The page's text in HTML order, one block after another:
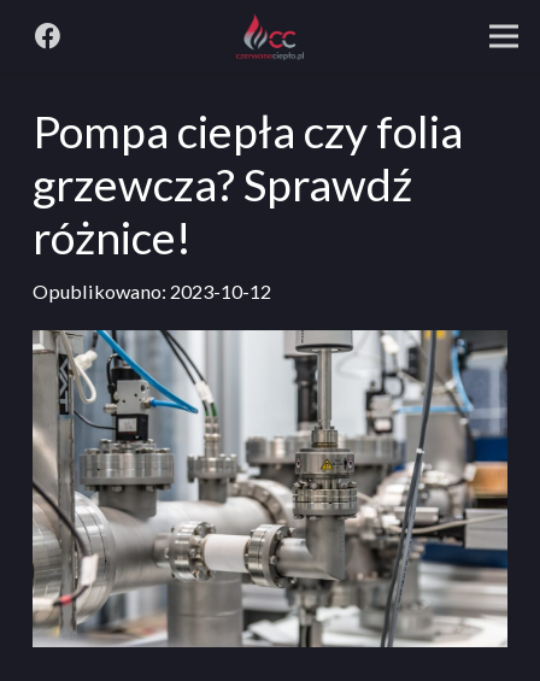
Pompa ciepła czy folia
grzewcza? Sprawdź
różnice!
Opublikowano: 2023-10-12